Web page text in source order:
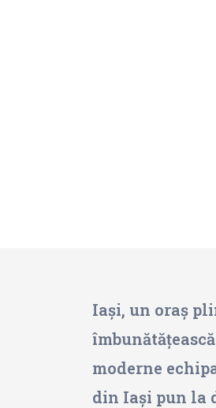
Iași, un oraș
moderne
din Iași pun la